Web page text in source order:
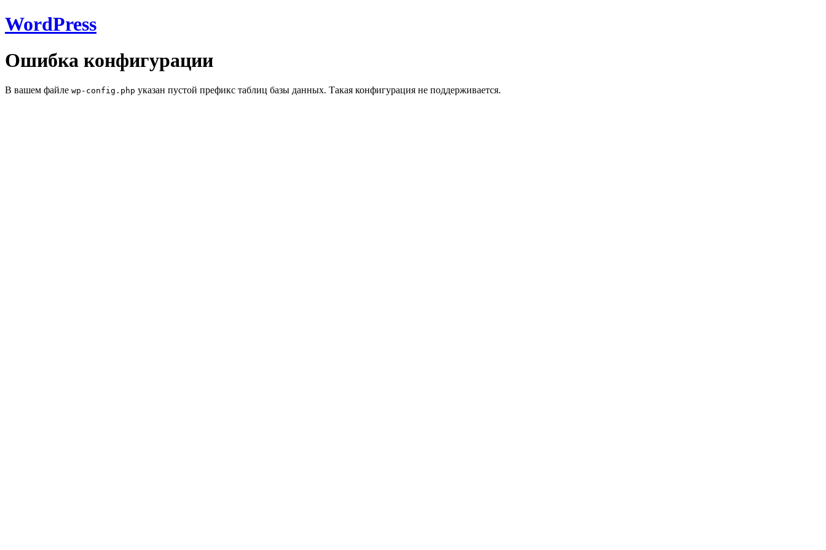
WordPress
Ошибка конфигурации
В вашем файле wp-config.php указан пустой префикс таблиц базы данных. Такая конфигурация не поддерживается.